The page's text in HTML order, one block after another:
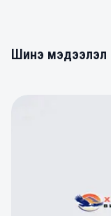
Шинэ мэдээлэл